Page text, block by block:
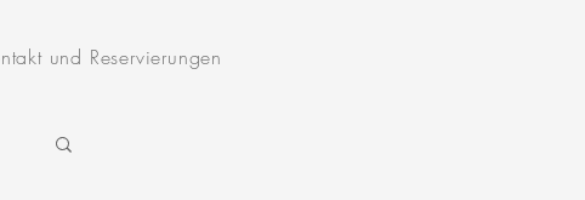
und Reservierungen